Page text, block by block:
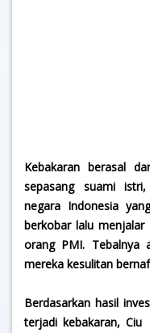
Kebakaran berasal
sepasang suami
negara Indonesia
berkobar lalu
orang PMI. Tebalnya
mereka kesulitan
Berdasarkan hasil
terjadi kebakaran,